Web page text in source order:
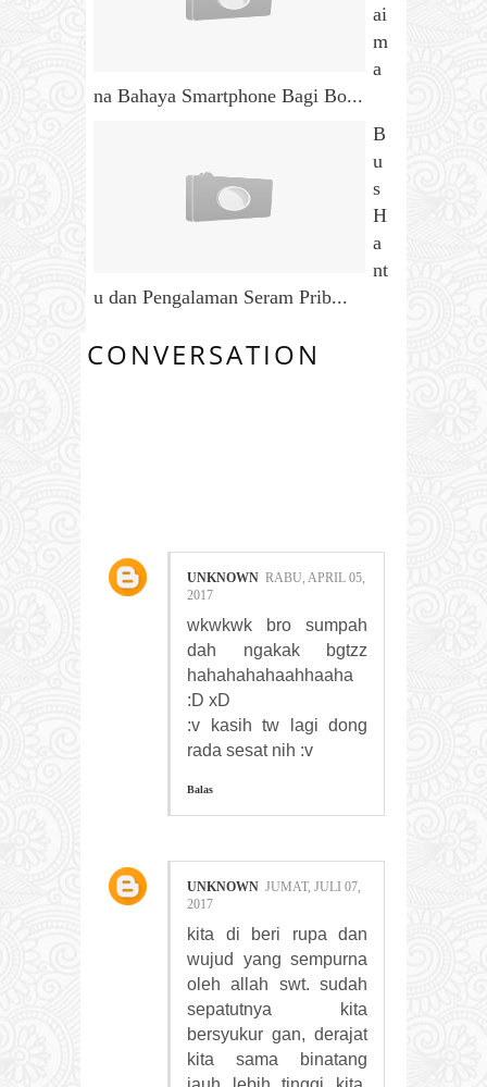
ai
m
a
na Bahaya Smartphone Bagi Bo...
B
u
s
H
a
nt
u dan Pengalaman Seram Prib...
CONVERSATION
UNKNOWN RABU, APRIL 05,
2017
wkwkwk bro sumpah
dah ngakak bgtzz
hahahahahaahhaaha
:D xD
:v kasih tw lagi dong
rada sesat nih :v
Balas
UNKNOWN JUMAT, JULI 07,
2017
kita di beri rupa dan
wujud yang sempurna
oleh allah swt. sudah
sepatutnya kita
bersyukur gan, derajat
kita sama binatang